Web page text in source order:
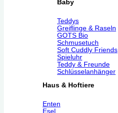
Baby
Teddys
Greiflinge & Raseln
GOTS Bio
Schmusetuch
Soft Cuddly Friends
Spieluhr
Teddy & Freunde
Schlüsselanhänger
Haus & Hoftiere
Enten
Esel